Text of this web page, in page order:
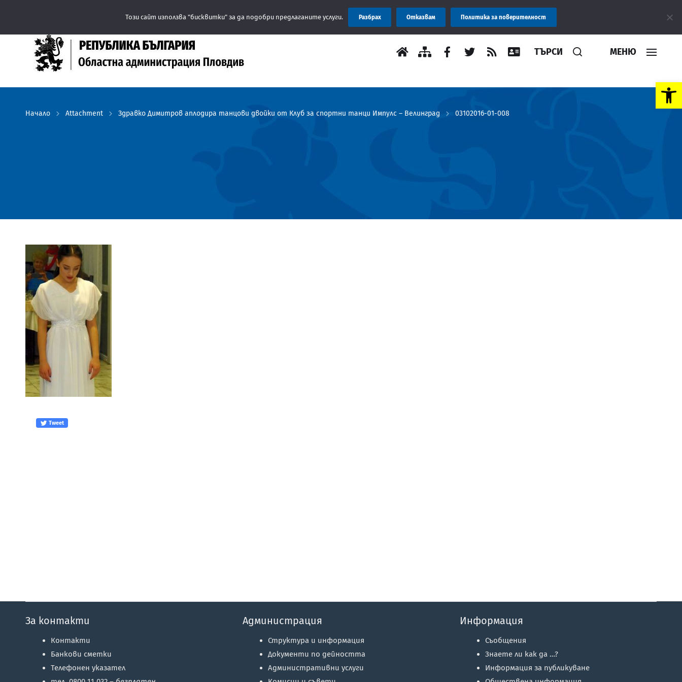
Open toolbar
Съобщение: Областна администрация Пловдив
ТЪРСИ МЕНЮ
Начало Attachment Здравко Димитров аплодира танцови двойки от Клуб за спортни танци Импулс – Велинград 03102016-01-008
Tweet
За контакти
Контакти
Банкови сметки
Телефонен указател
Администрация
Структура и информация
Документи по дейността
Административни услуги
Информация
Съобщения
Знаете ли как да …?
Информация за публикуване
Този сайт използва "бисквитки" за да подобри предлаганите услуги. Разбрах Отказвам Политика за поверителност